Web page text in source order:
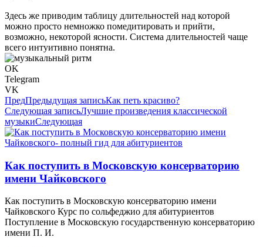
Здесь же приводим таблицу длительностей над которой
можно просто немножко помедитировать и прийти,
возможно, некоторой ясности. Система длительностей чаще
всего интуитивно понятна.
OK
Telegram
VK
ПредПредыдущая записьКак петь красиво?
Следующая записьЛучшие произведения классической
музыкиСледующая
Как поступить в Московскую консерваторию
имени Чайковского
Как поступить в Московскую консерваторию имени
Чайковского Курс по сольфеджио для абитуриентов
Поступление в Московскую государственную консерваторию
имени П. И.